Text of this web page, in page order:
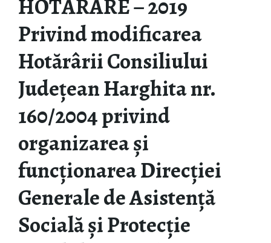
HOTĂRÂRE – 2019
Privind modificarea
Hotărârii Consiliului
Județean Harghita nr.
160/2004 privind
organizarea și
funcționarea Direcției
Generale de Asistență
Socială și Protecție